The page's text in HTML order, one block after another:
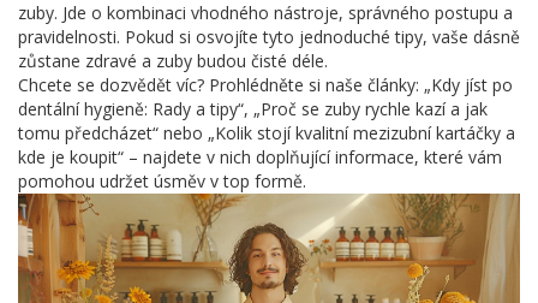
zuby. Jde o kombinaci vhodného nástroje, správného postupu a
pravidelnosti. Pokud si osvojíte tyto jednoduché tipy, vaše dásně
zůstane zdravé a zuby budou čisté déle.
Chcete se dozvědět víc? Prohlédněte si naše články: „Kdy jíst po
dentální hygieně: Rady a tipy“, „Proč se zuby rychle kazí a jak
tomu předcházet“ nebo „Kolik stojí kvalitní mezizubní kartáčky a
kde je koupit“ – najdete v nich doplňující informace, které vám
pomohou udržet úsměv v top formě.